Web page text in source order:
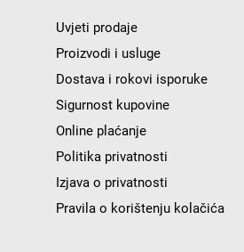
Uvjeti prodaje
Proizvodi i usluge
Dostava i rokovi isporuke
Sigurnost kupovine
Online plaćanje
Politika privatnosti
Izjava o privatnosti
Pravila o korištenju kolačića